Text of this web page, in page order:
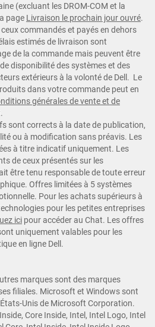
(excluant les DROM-COM et la
page Livraison le prochain jour ouvré.
commandés et payés en dehors
estimés de livraison sont
de la commande mais peuvent être
disponibilité des systèmes et des
extérieurs à la volonté de Dell. Le
dans votre commande peut en
générales de vente et de
sont corrects à la date de publication,
ou à modification sans préavis. Les
à titre indicatif uniquement. Les
de ceux présentés sur les
être tenu responsable de toute erreur
Offres limitées à 5 systèmes
Pour les achats supérieurs à
pour les petites entreprises
ici pour accéder au Chat. Les offres
uniquement valables pour les
en ligne Dell.
marques sont des marques
filiales. Microsoft et Windows sont
Unis de Microsoft Corporation.
Core Inside, Intel, Intel Logo, Intel